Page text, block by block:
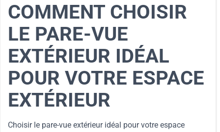
COMMENT CHOISIR
LE PARE-VUE
EXTÉRIEUR IDÉAL
POUR VOTRE ESPACE
EXTÉRIEUR
Choisir le pare-vue extérieur idéal pour votre espace